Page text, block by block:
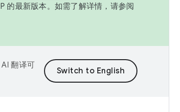
的最新版本。如需了解详情，请参阅
翻译可